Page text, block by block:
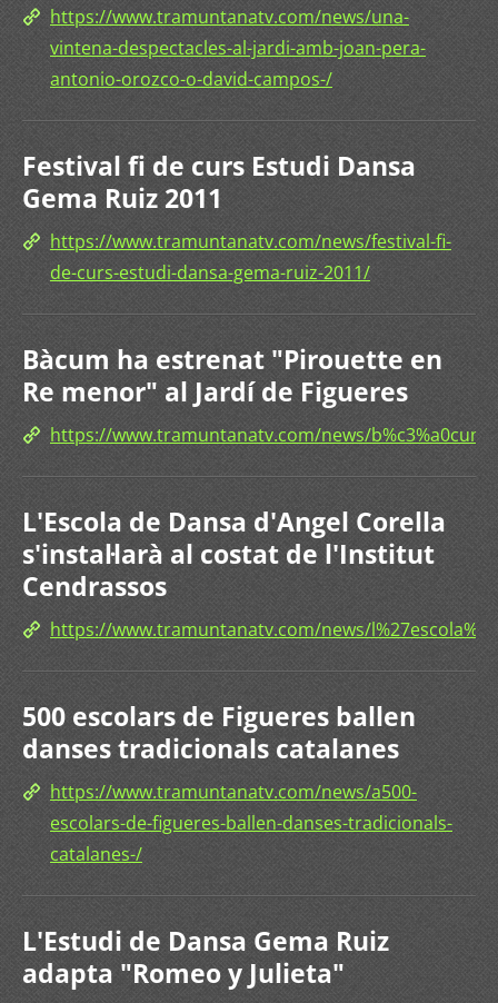
https://www.tramuntanatv.com/news/una-
vintena-despectacles-al-jardi-amb-joan-pera-
antonio-orozco-o-david-campos-/
Festival fi de curs Estudi Dansa
Gema Ruiz 2011
https://www.tramuntanatv.com/news/festival-fi-
de-curs-estudi-dansa-gema-ruiz-2011/
Bàcum ha estrenat "Pirouette en
Re menor" al Jardí de Figueres
https://www.tramuntanatv.com/news/
L'Escola de Dansa d'Angel Corella
s'instal·larà al costat de l'Institut
Cendrassos
https://www.tramuntanatv.com/news/
500 escolars de Figueres ballen
danses tradicionals catalanes
https://www.tramuntanatv.com/news/a500-
escolars-de-figueres-ballen-danses-tradicionals-
catalanes-/
L'Estudi de Dansa Gema Ruiz
adapta "Romeo y Julieta"